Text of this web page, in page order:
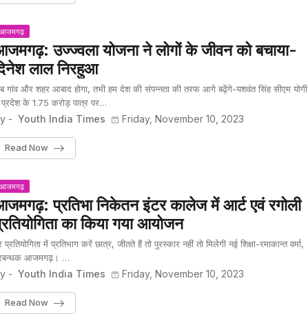
आजमगढ़
उज्ज्वला योजना ने लोगों के जीवन को बचाया-
लाल निरहुआ
गांव और शहर आबाद होगा, तभी हम देश की संपन्नता की तरफ आगे बढ़ेंगे-यशवंत सिंह सीएम योगी
के 1.75 करोड़ पात्र पर…
- Youth India Times Friday, November 10, 2023
Read Now
आजमगढ़
प्रतिभा निकेतन इंटर कालेज में आर्ट एवं रगोली
का किया गया आयोजन
प्रतियोगिता में प्रतिभाग करें छात्र, जीतते हैं तो पुरस्कार नहीं तो मिलेगी नई शिक्षा-रमाकान्त वर्मा,
आजमगढ़। …
- Youth India Times Friday, November 10, 2023
Read Now